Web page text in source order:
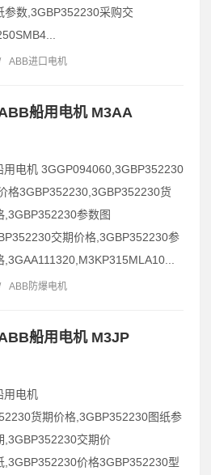
数,3GBP352230采购交
ABB进口电机
船用电机 M3AA
电机 3GGP094060,3GBP352230
格3GBP352230,3GBP352230货
参数图
交期价格,3GBP352230参
ABB防爆电机
船用电机 M3JP
用电机
货期价格,3GBP352230图纸参
,3GBP352230交期价
价格3GBP352230型